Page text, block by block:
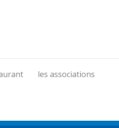
les associations